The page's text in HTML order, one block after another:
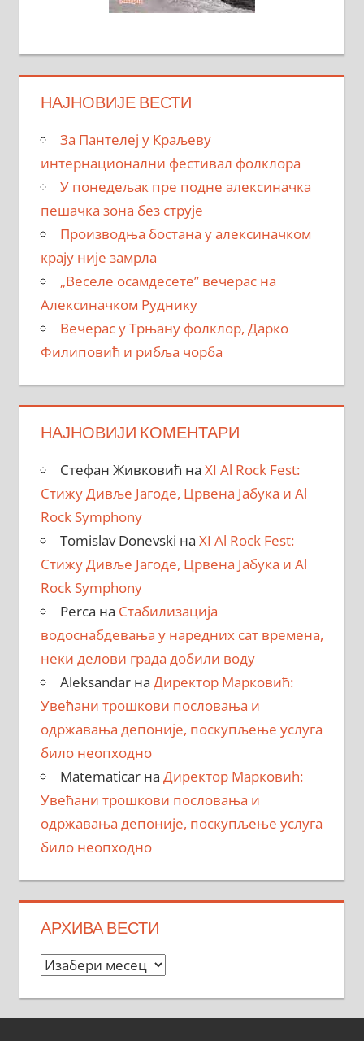
НАЈНОВИЈЕ ВЕСТИ
За Пантелеј у Краљеву
интернационални фестивал фолклора
У понедељак пре подне алексиначка
пешачка зона без струје
Производња бостана у алексиначком
крају није замрла
„Веселе осамдесете” вечерас на
Алексиначком Руднику
Вечерас у Трњану фолклор, Дарко
Филиповић и рибља чорба
НАЈНОВИЈИ КОМЕНТАРИ
Стефан Живковић на XI Al Rock Fest:
Стижу Дивље Јагоде, Црвена Јабука и Al
Rock Symphony
Tomislav Donevski на XI Al Rock Fest:
Стижу Дивље Јагоде, Црвена Јабука и Al
Rock Symphony
Perca на Стабилизација
водоснабдевања у наредних сат времена,
неки делови града добили воду
Aleksandarна Директор Марковић:
Увећани трошкови пословања и
одржавања депоније, поскупљење услуга
било неопходно
Matematicarна Директор Марковић:
Увећани трошкови пословања и
одржавања депоније, поскупљење услуга
било неопходно
АРХИВА ВЕСТИ
Архива